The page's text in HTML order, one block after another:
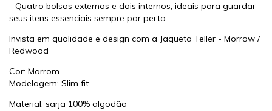
- Quatro bolsos externos e dois internos, ideais para guardar
seus itens essenciais sempre por perto.
Invista em qualidade e design com a Jaqueta Teller - Morrow /
Redwood
Cor: Marrom
Modelagem: Slim fit
Material: sarja 100% algodão